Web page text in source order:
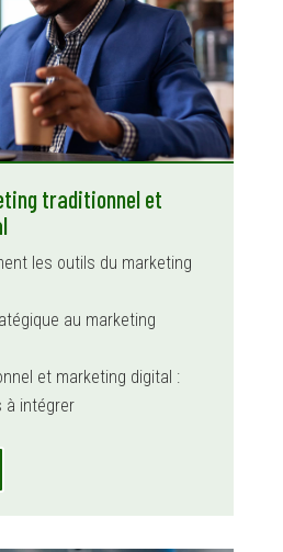
traditionnel et
les outils du marketing
au marketing
et marketing digital :
à intégrer